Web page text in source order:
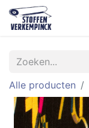
Alle producten